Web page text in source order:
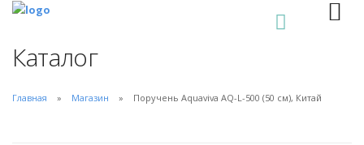
Каталог
Главная Магазин Поручень Aquaviva AQ-L-500 (50 см), Китай